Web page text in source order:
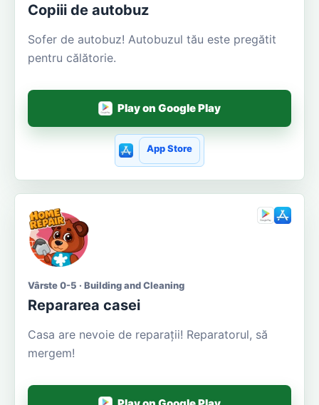
Copiii de autobuz
Sofer de autobuz! Autobuzul tău este pregătit
pentru călătorie.
Play on Google Play
App Store
Vârste 0-5 · Building and Cleaning
Repararea casei
Casa are nevoie de reparații! Reparatorul, să
mergem!